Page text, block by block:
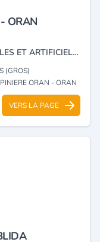
ORAN
IMPORTATION DE PIERRES NATURELLES ET ARTIFICIELLES ET VENTE DE MATÉRIAUX DE CONSTRUCTION.
(GROS)
ORAN - ORAN
VERS LA PAGE